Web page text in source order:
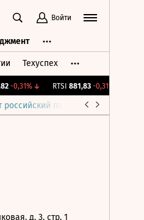
Войти
Техуспех
-0,31%↓ RTSI 881,83 -0,31%
парламент
д. 3, стр. 1